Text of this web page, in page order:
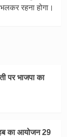
रहना होगा।
पर भाजपा का
का आयोजन 29